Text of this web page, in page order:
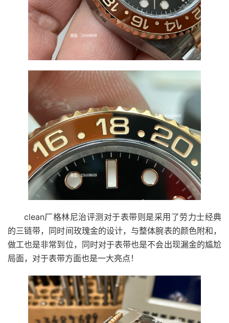
clean厂格林尼治评测对于表带则是采用了劳力士经典
的三链带，同时间玫瑰金的设计，与整体腕表的颜色附和，
做工也是非常到位，同时对于表带也是不会出现漏金的尴尬
局面，对于表带方面也是一大亮点！